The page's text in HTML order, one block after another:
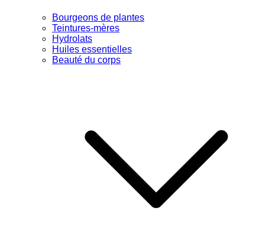
Bourgeons de plantes
Teintures-mères
Hydrolats
Huiles essentielles
Beauté du corps